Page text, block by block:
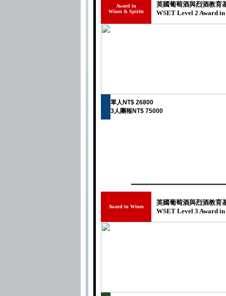
Award in
Wines & Spirits
英國葡萄酒與烈酒教育
WSET Level 2 Award
單人NT$ 26800
3人團報NT$ 75000
Award in Wines
英國葡萄酒與烈酒教育
WSET Level 3 Award